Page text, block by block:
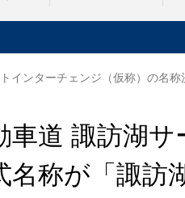
インターチェンジ（仮称）の名称
車道 諏訪湖
名称が「諏訪